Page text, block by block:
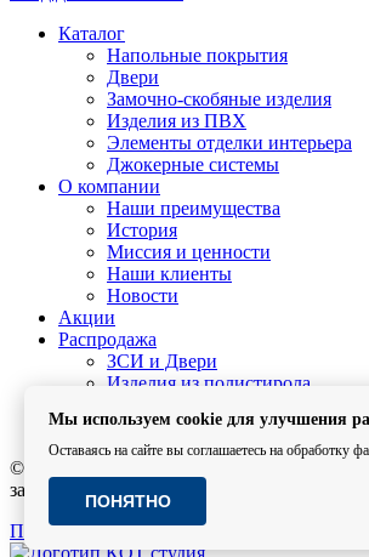
Каталог
Напольные покрытия
Двери
Замочно-скобяные изделия
Изделия из ПВХ
Элементы отделки интерьера
Джокерные системы
О компании
Наши преимущества
История
Миссия и ценности
Наши клиенты
Новости
Акции
Распродажа
ЗСИ и Двери
Изделия из полистирола
Контакты
© 2011-2026 Группа компаний "АТН-
защищены.
Политика конфиденциальности
Мы используем cookie для улучшения
Оставаясь на сайте вы соглашаетесь на обработку
ПОНЯТНО